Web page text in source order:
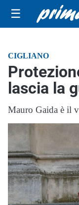
☰
CIGLIANO
lascia la
Mauro Gaida è il